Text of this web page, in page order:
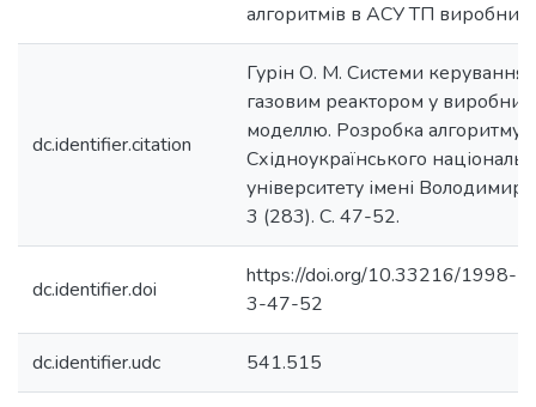
алгоритмів в АСУ ТП
dc.identifier.citation
Гурін О. М. Системи керування
газовим реактором у
моделлю. Розробка алгоритму.
Східноукраїнського
університету імені
3 (283). С. 47-52.
dc.identifier.doi
https://doi.org/10.33216/1998-
3-47-52
dc.identifier.udc 541.515